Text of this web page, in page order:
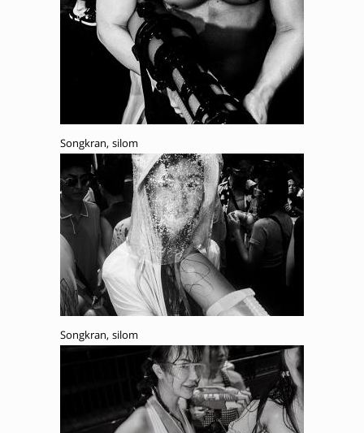
Songkran, silom
Songkran, silom